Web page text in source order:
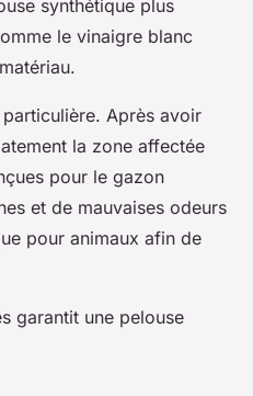
synthétique plus
le vinaigre blanc
Après avoir
la zone affectée
pour le gazon
et de mauvaises odeurs
pour animaux afin de
garantit une pelouse